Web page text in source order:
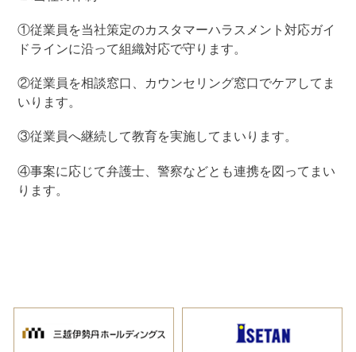
①従業員を当社策定のカスタマーハラスメント対応ガイ
ドラインに沿って組織対応で守ります。
②従業員を相談窓口、カウンセリング窓口でケアしてま
いります。
③従業員へ継続して教育を実施してまいります。
④事案に応じて弁護士、警察などとも連携を図ってまい
ります。